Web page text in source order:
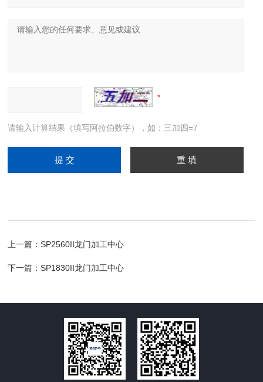
请输入计算结果（填写阿拉伯数字），如：三加四=7
上一篇：SP2560II龙门加工中心
下一篇：SP1830II龙门加工中心